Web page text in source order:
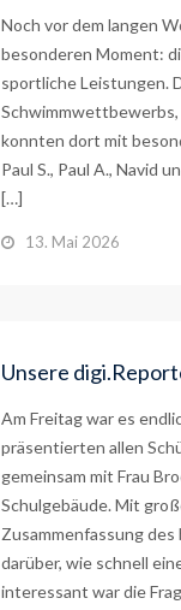
Noch vor dem langen
besonderen Moment:
sportliche Leistungen.
konnten dort mit
Paul S., Paul A., Navid
[…]
13. Mai 2026
Unsere
Am Freitag war es
präsentierten allen
gemeinsam mit Frau
Schulgebäude. Mit
Zusammenfassung
darüber, wie schnell
interessant war die